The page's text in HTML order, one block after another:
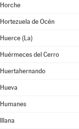
Horche
Hortezuela de Océn
Huerce (La)
Huérmeces del Cerro
Huertahernando
Hueva
Humanes
Illana